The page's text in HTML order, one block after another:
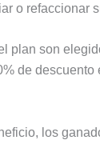
o refaccionar
plan son
de descuento
los